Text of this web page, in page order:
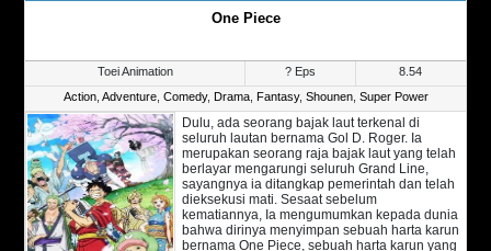
One Piece
Toei Animation ? Eps
8.54
Action, Adventure, Comedy, Drama, Fantasy, Shounen, Super Power
Dulu, ada seorang bajak laut terkenal di
seluruh lautan bernama Gol D. Roger. Ia
merupakan seorang raja bajak laut yang telah
berlayar mengarungi seluruh Grand Line,
sayangnya ia ditangkap pemerintah dan telah
dieksekusi mati. Sesaat sebelum
kematiannya, Ia mengumumkan kepada dunia
bahwa dirinya menyimpan sebuah harta karun
bernama One Piece, sebuah harta karun yang